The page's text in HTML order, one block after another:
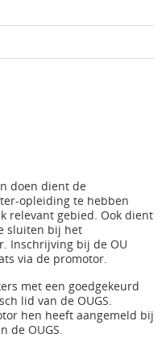
doen dient de
opleiding te hebben
relevant gebied. Ook dient
sluiten bij het
Inschrijving bij de OU
via de promotor.
met een goedgekeurd
lid van de OUGS.
hen heeft aangemeld bij
de OUGS.